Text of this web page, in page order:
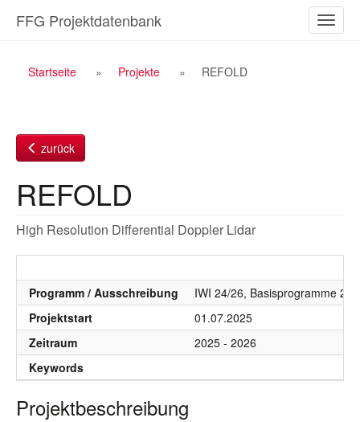
Inhalt
ein-/
FFG Projektdatenbank
Breadcrumb
Startseite Projekte REFOLD
zurück
REFOLD
High Resolution Differential Doppler Lidar
Programm / Ausschreibung
IWI 24/26, Basisprogramme
Projektstart
01.07.2025
Zeitraum
2025 - 2026
Keywords
Projektbeschreibung